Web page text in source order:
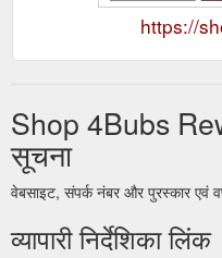
https://
Shop 4Bubs
सूचना
वेबसाइट, संपर्क नंबर और पुरस्कार एवं
व्यापारी निर्देशिका लिंक